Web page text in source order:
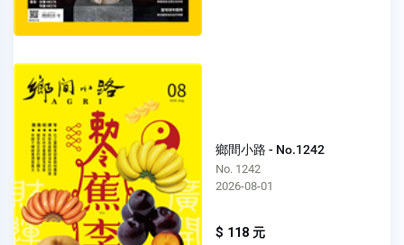
鄉間小路 - No.1242
No. 1242
2026-08-01
$ 118 元